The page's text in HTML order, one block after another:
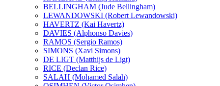
BELLINGHAM (Jude Bellingham)
LEWANDOWSKI (Robert Lewandowski)
HAVERTZ (Kai Havertz)
DAVIES (Alphonso Davies)
RAMOS (Sergio Ramos)
SIMONS (Xavi Simons)
DE LIGT (Matthijs de Ligt)
RICE (Declan Rice)
SALAH (Mohamed Salah)